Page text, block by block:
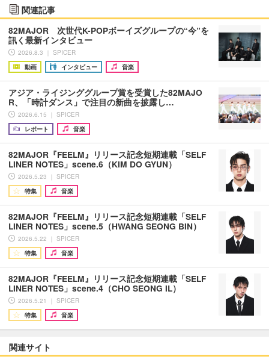
関連記事
82MAJOR 次世代K-POPボーイズグループの“今”を
訊く最新インタビュー
2026.8.3 ｜ SPICER
動画
インタビュー 音楽
アジア・ライジンググループ賞を受賞した82MAJO
R、「時計ダンス」で注目の新曲を披露し…
2026.6.15 ｜ SPICER
レポート
音楽
82MAJOR『FEELM』リリース記念短期連載「SELF
LINER NOTES」scene.6（KIM DO GYUN）
2026.5.23 ｜ SPICER
特集
音楽
82MAJOR『FEELM』リリース記念短期連載「SELF
LINER NOTES」scene.5（HWANG SEONG BIN）
2026.5.22 ｜ SPICER
特集
音楽
82MAJOR『FEELM』リリース記念短期連載「SELF
LINER NOTES」scene.4（CHO SEONG IL）
2026.5.21 ｜ SPICER
特集
音楽
関連サイト